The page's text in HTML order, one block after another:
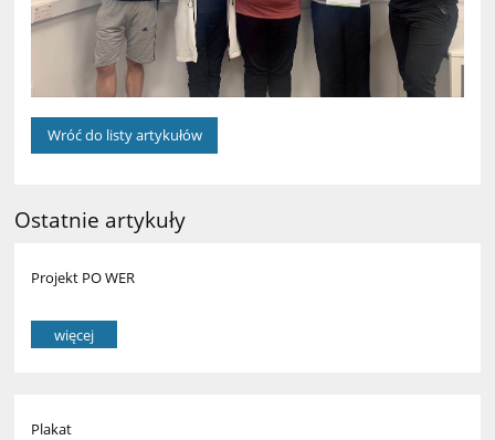
Wróć do listy artykułów
Ostatnie artykuły
Projekt PO WER
więcej
Plakat